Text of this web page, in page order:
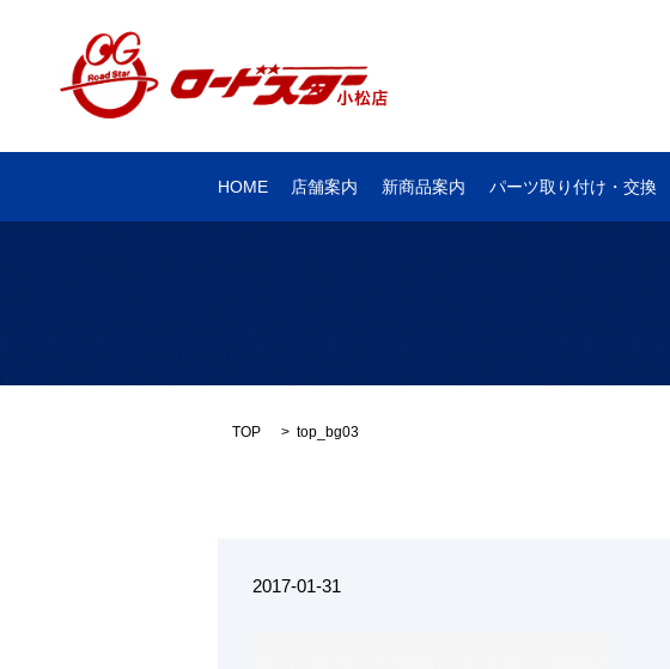
HOME 店舗案内 新商品案内 パーツ取り付け・交換
TOP top_bg03
2017-01-31